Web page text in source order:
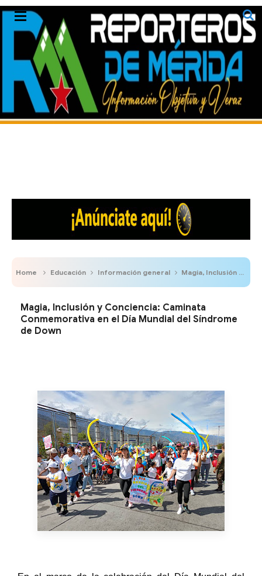
Home Educación Información general Magia, Inclusión y Conciencia: Caminata Conmemorativa en el Día Mundial del Síndrome de Down
Magia, Inclusión y Conciencia: Caminata
Conmemorativa en el Día Mundial del Síndrome
de Down